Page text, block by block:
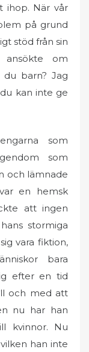
ihop. När vår
på grund
stöd från sin
om
du barn? Jag
kan inte ge
som
som
och lämnade
en hemsk
att ingen
stormiga
vara fiktion,
bara
efter en tid
och med att
nu har han
kvinnor. Nu
han inte